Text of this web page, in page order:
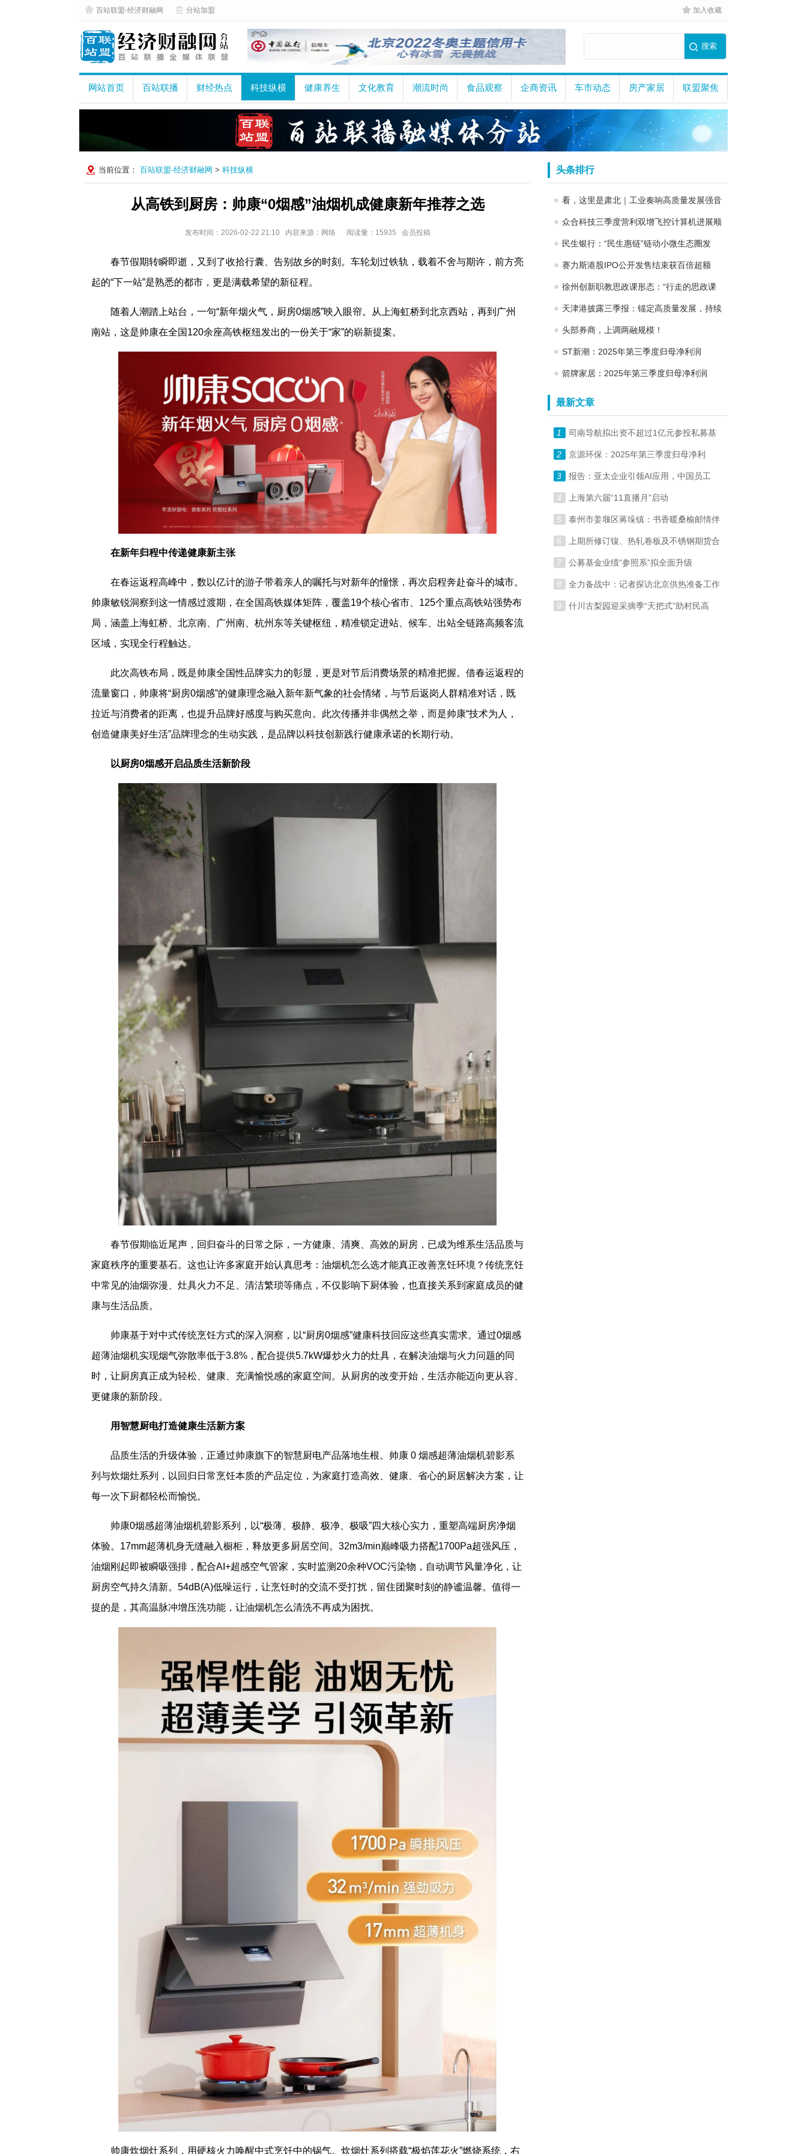
百站联盟-经济财融网 分站加盟 加入收藏
网站首页 百站联播 财经热点 科技纵横 健康养生 文化教育 潮流时尚 食品观察 企商资讯 车市动态 房产家居 联盟聚焦
当前位置： 百站联盟-经济财融网 > 科技纵横
从高铁到厨房：帅康“0烟感”油烟机成健康新年推荐之选
发布时间：2026-02-22 21:10 内容来源：网络 阅读量：15935 会员投稿
春节假期转瞬即逝，又到了收拾行囊、告别故乡的时刻。车轮划过铁轨，载着不舍与期许，前方亮
起的“下一站”是熟悉的都市，更是满载希望的新征程。
随着人潮踏上站台，一句“新年烟火气，厨房0烟感”映入眼帘。从上海虹桥到北京西站，再到广州
南站，这是帅康在全国120余座高铁枢纽发出的一份关于“家”的崭新提案。
在新年归程中传递健康新主张
在春运返程高峰中，数以亿计的游子带着亲人的嘱托与对新年的憧憬，再次启程奔赴奋斗的城市。
帅康敏锐洞察到这一情感过渡期，在全国高铁媒体矩阵，覆盖19个核心省市、125个重点高铁站强势布
局，涵盖上海虹桥、北京南、广州南、杭州东等关键枢纽，精准锁定进站、候车、出站全链路高频客流
区域，实现全行程触达。
此次高铁布局，既是帅康全国性品牌实力的彰显，更是对节后消费场景的精准把握。借春运返程的
流量窗口，帅康将“厨房0烟感”的健康理念融入新年新气象的社会情绪，与节后返岗人群精准对话，既
拉近与消费者的距离，也提升品牌好感度与购买意向。此次传播并非偶然之举，而是帅康“技术为人，
创造健康美好生活”品牌理念的生动实践，是品牌以科技创新践行健康承诺的长期行动。
以厨房0烟感开启品质生活新阶段
春节假期临近尾声，回归奋斗的日常之际，一方健康、清爽、高效的厨房，已成为维系生活品质与
家庭秩序的重要基石。这也让许多家庭开始认真思考：油烟机怎么选才能真正改善烹饪环境？传统烹饪
中常见的油烟弥漫、灶具火力不足、清洁繁琐等痛点，不仅影响下厨体验，也直接关系到家庭成员的健
康与生活品质。
帅康基于对中式传统烹饪方式的深入洞察，以“厨房0烟感”健康科技回应这些真实需求。通过0烟感
超薄油烟机实现烟气弥散率低于3.8%，配合提供5.7kW爆炒火力的灶具，在解决油烟与火力问题的同
时，让厨房真正成为轻松、健康、充满愉悦感的家庭空间。从厨房的改变开始，生活亦能迈向更从容、
更健康的新阶段。
用智慧厨电打造健康生活新方案
品质生活的升级体验，正通过帅康旗下的智慧厨电产品落地生根。帅康 0 烟感超薄油烟机碧影系
列与炊烟灶系列，以回归日常烹饪本质的产品定位，为家庭打造高效、健康、省心的厨居解决方案，让
每一次下厨都轻松而愉悦。
帅康0烟感超薄油烟机碧影系列，以“极薄、极静、极净、极吸”四大核心实力，重塑高端厨房净烟
体验。17mm超薄机身无缝融入橱柜，释放更多厨居空间。32m3/min巅峰吸力搭配1700Pa超强风压，
油烟刚起即被瞬吸强排，配合AI+超感空气管家，实时监测20余种VOC污染物，自动调节风量净化，让
厨房空气持久清新。54dB(A)低噪运行，让烹饪时的交流不受打扰，留住团聚时刻的静谧温馨。值得一
提的是，其高温脉冲增压洗功能，让油烟机怎么清洗不再成为困扰。
帅康炊烟灶系列，用硬核火力唤醒中式烹饪中的锅气。炊烟灶系列搭载“极焰莲花火”燃烧系统，右
头条排行
看，这里是肃北｜工业奏响高质量发展强音
众合科技三季度营利双增飞控计算机进展顺
民生银行：“民生惠链”链动小微生态圈发
赛力斯港股IPO公开发售结束获百倍超额
徐州创新职教思政课形态：“行走的思政课
天津港披露三季报：锚定高质量发展，持续
头部券商，上调两融规模！
ST新潮：2025年第三季度归母净利润
箭牌家居：2025年第三季度归母净利润
最新文章
1 司南导航拟出资不超过1亿元参投私募基
2 京源环保：2025年第三季度归母净利
3 报告：亚太企业引领AI应用，中国员工
4 上海第六届“11直播月”启动
5 泰州市姜堰区蒋垛镇：书香暖桑榆邮情伴
6 上期所修订镍、热轧卷板及不锈钢期货合
7 公募基金业绩“参照系”拟全面升级
8 全力备战中：记者探访北京供热准备工作
9 什川古梨园迎采摘季“天把式”助村民高